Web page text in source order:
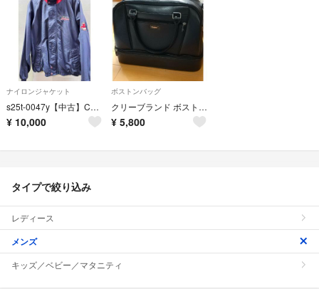
ナイロンジャケット
s25t-0047y【中古】CLEVELAND indians クリーブランド インディアンス ナイロンジャケット コーチジャケット スタジャン ナイロン ジャケット MLB メンズ
¥ 10,000
ボストンバッグ
クリーブランド ボストンバッグ
¥ 5,800
タイプで絞り込み
レディース
メンズ
キッズ／ベビー／マタニティ